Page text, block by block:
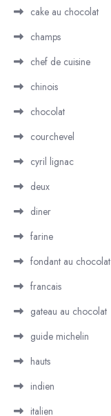
cake au chocolat
champs
chef de cuisine
chinois
chocolat
courchevel
cyril lignac
deux
diner
farine
fondant au chocolat
francais
gateau au chocolat
guide michelin
hauts
indien
italien